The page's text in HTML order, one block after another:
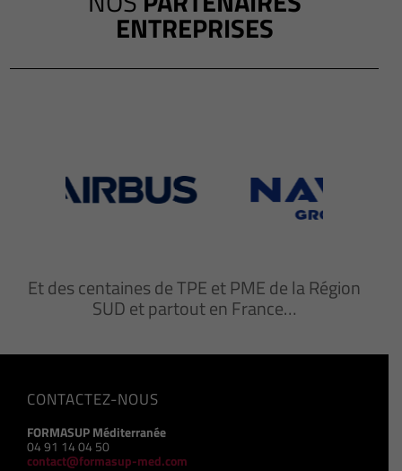
ENTREPRISES
Et des centaines de TPE et PME de la Région
SUD et partout en France…
CONTACTEZ-NOUS
FORMASUP Méditerranée
04 91 14 04 50
contact@formasup-med.com